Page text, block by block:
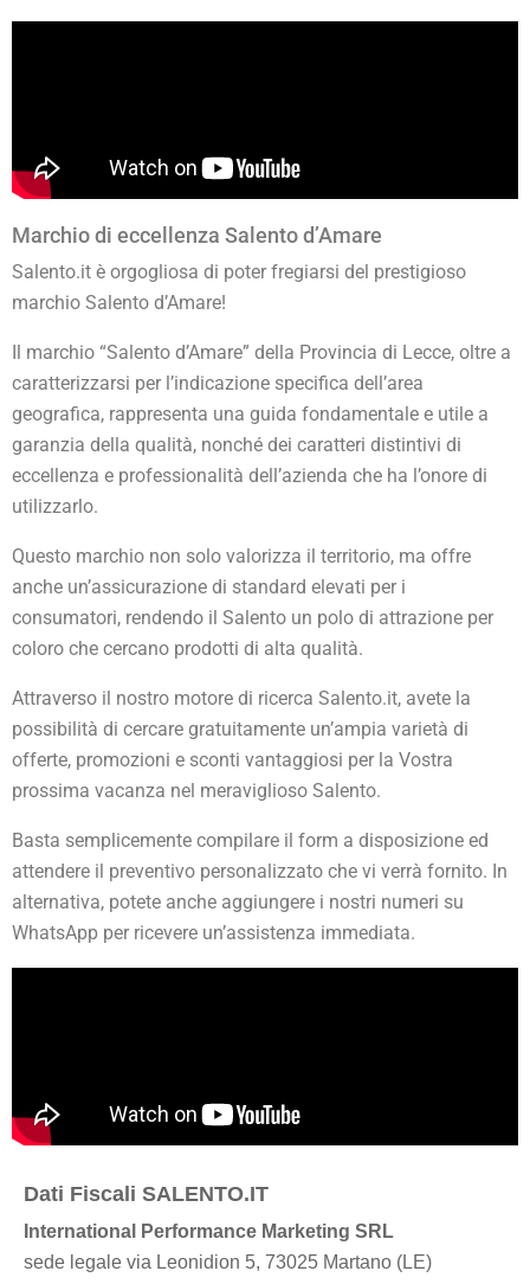
Marchio di eccellenza Salento d’Amare
Salento.it è orgogliosa di poter fregiarsi del prestigioso
marchio Salento d’Amare!
Il marchio “Salento d’Amare” della Provincia di Lecce, oltre a
caratterizzarsi per l’indicazione specifica dell’area
geografica, rappresenta una guida fondamentale e utile a
garanzia della qualità, nonché dei caratteri distintivi di
eccellenza e professionalità dell’azienda che ha l’onore di
utilizzarlo.
Questo marchio non solo valorizza il territorio, ma offre
anche un’assicurazione di standard elevati per i
consumatori, rendendo il Salento un polo di attrazione per
coloro che cercano prodotti di alta qualità.
Attraverso il nostro motore di ricerca Salento.it, avete la
possibilità di cercare gratuitamente un’ampia varietà di
offerte, promozioni e sconti vantaggiosi per la Vostra
prossima vacanza nel meraviglioso Salento.
Basta semplicemente compilare il form a disposizione ed
attendere il preventivo personalizzato che vi verrà fornito. In
alternativa, potete anche aggiungere i nostri numeri su
WhatsApp per ricevere un’assistenza immediata.
Dati Fiscali SALENTO.IT
International Performance Marketing SRL
sede legale via Leonidion 5, 73025 Martano (LE)